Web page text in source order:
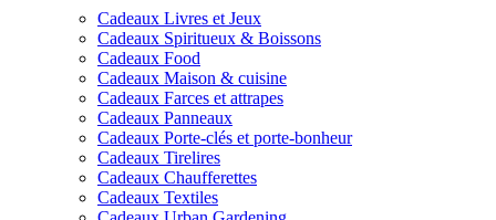
Cadeaux Livres et Jeux
Cadeaux Spiritueux & Boissons
Cadeaux Food
Cadeaux Maison & cuisine
Cadeaux Farces et attrapes
Cadeaux Panneaux
Cadeaux Porte-clés et porte-bonheur
Cadeaux Tirelires
Cadeaux Chaufferettes
Cadeaux Textiles